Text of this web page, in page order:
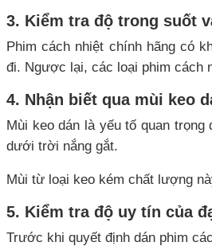
3. Kiểm tra độ trong suốt
Phim cách nhiệt chính hãng có
đi. Ngược lại, các loại phim cách
4. Nhận biết qua mùi keo
Mùi keo dán là yếu tố quan
dưới trời nắng gắt.
Mùi từ loại keo kém chất lượng
5. Kiểm tra độ uy tín của
Trước khi quyết định dán phim